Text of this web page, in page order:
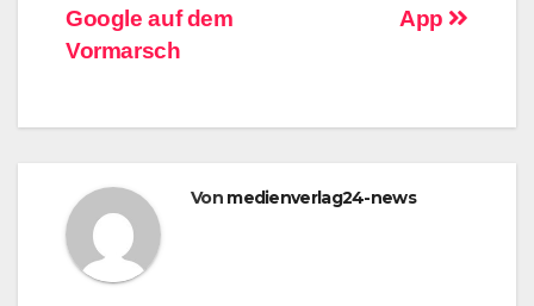
App
Google auf dem
Vormarsch
Von medienverlag24-news